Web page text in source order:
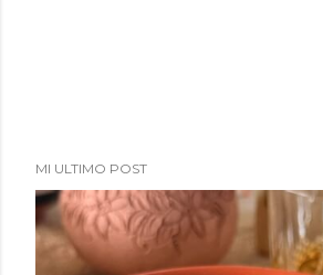
MI ULTIMO POST